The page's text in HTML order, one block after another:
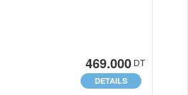
469.000 DT
DETAILS